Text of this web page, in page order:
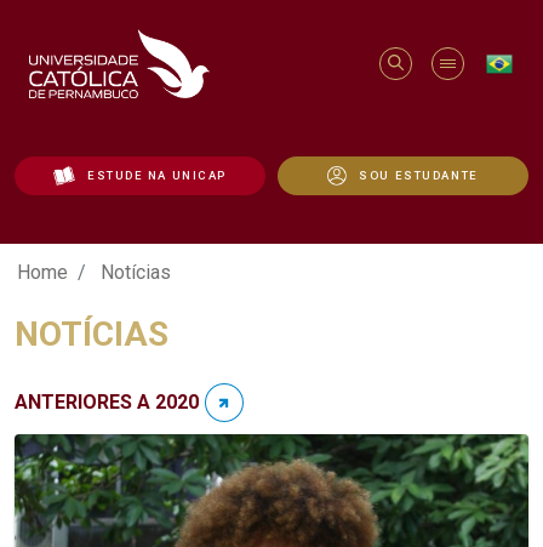
ESTUDE NA UNICAP SOU ESTUDANTE
Notícias - Unicap
Home Notícias
NOTÍCIAS
ANTERIORES A 2020